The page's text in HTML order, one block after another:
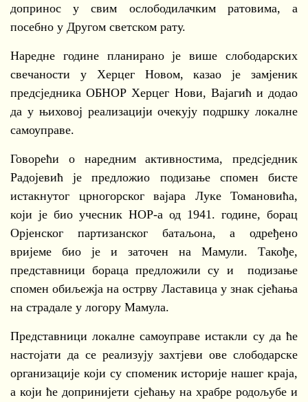
допринос у свим ослободилачким ратовима, а
посебно у Другом светском рату.
Наредне године планирано је више слободарских
свечаности у Херцег Новом, казао је замјеник
предсједника ОБНОР Херцег Нови, Вајагић и додао
да у њиховој реализацији очекују подршку локалне
самоуправе.
Говорећи о наредним активностима, предсједник
Радојевић је предложио подизање спомен бисте
истакнутог црногорског вајара Луке Томановића,
који је био учесник НОР-а од 1941. године, борац
Орјенског партизанског батаљона, а одређено
вријеме био је и заточен на Мамули. Такође,
представници бораца предложили су и подизање
спомен обиљежја на острву Ластавица у знак сјећања
на страдале у логору Мамула.
Представници локалне самоуправе истакли су да ће
настојати да се реализују захтјеви ове слободарске
организације који су споменик историје нашег краја,
а који ће допринијети сјећању на храбре родољубе и